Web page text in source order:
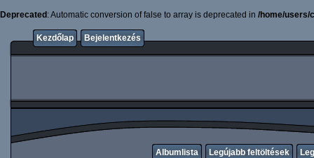
Deprecated : Automatic conversion of false to array is deprecated in /home/users/
Kezdőlap Bejelentkezés
Albumlista Legújabb feltöltések